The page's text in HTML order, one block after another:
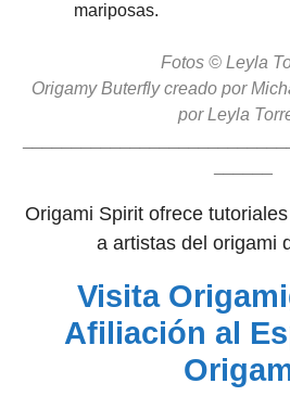
mariposas.
Fotos © Leyla
Origamy Buterfly creado por
por Leyla
Origami Spirit ofrece
a artistas del origami
Visita
Afiliación al